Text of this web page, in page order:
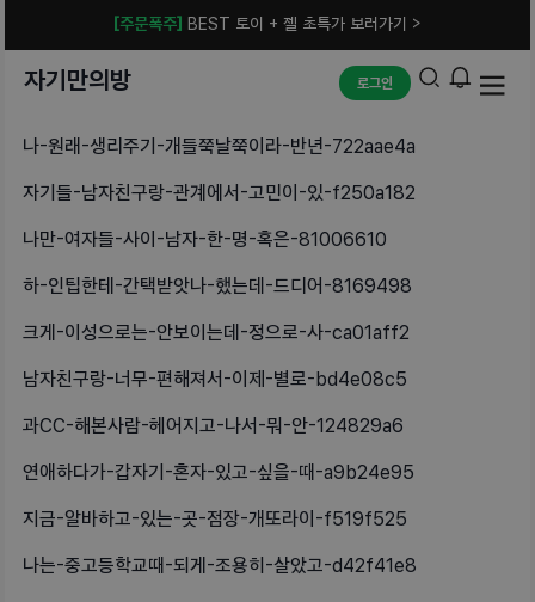
[주문폭주] BEST 토이 + 젤 초특가 보러가기 >
자기만의방 로그인
나-원래-생리주기-개들쭉날쭉이라-반년-722aae4a
자기들-남자친구랑-관계에서-고민이-있-f250a182
나만-여자들-사이-남자-한-명-혹은-81006610
하-인팁한테-간택받앗나-했는데-드디어-8169498
크게-이성으로는-안보이는데-정으로-사-ca01aff2
남자친구랑-너무-편해져서-이제-별로-bd4e08c5
과CC-해본사람-헤어지고-나서-뭐-안-124829a6
연애하다가-갑자기-혼자-있고-싶을-때-a9b24e95
지금-알바하고-있는-곳-점장-개또라이-f519f525
나는-중고등학교때-되게-조용히-살았고-d42f41e8